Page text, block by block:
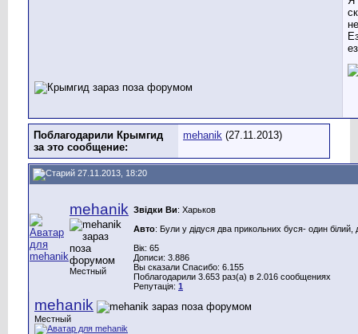
Поблагодарили Крымгид
за это сообщение:
mehanik (27.11.2013)
27.11.2013, 18:20
mehanik
Местный
Звідки Ви: Харьков
Авто: Були у дідуся два прикольних буся- один білий,
Вік: 65
Дописи: 3.886
Вы сказали Спасибо: 6.155
Поблагодарили 3.653 раз(а) в 2.016 сообщениях
Репутація: 1
mehanik
Местный